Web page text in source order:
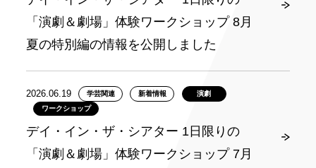
「演劇＆劇場」体験ワークショップ 8月
夏の特別編の情報を公開しました
2026.06.19 学芸関連 新着情報
演劇
ワークショップ
デイ・イン・ザ・シアター 1日限りの
「演劇＆劇場」体験ワークショップ 7月